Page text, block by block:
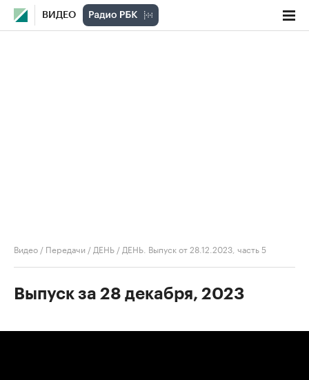
ВИДЕО
Видео / Передачи / ДЕНЬ / ДЕНЬ. Выпуск от 28.12.2023, часть 5
Выпуск за 28 декабря, 2023